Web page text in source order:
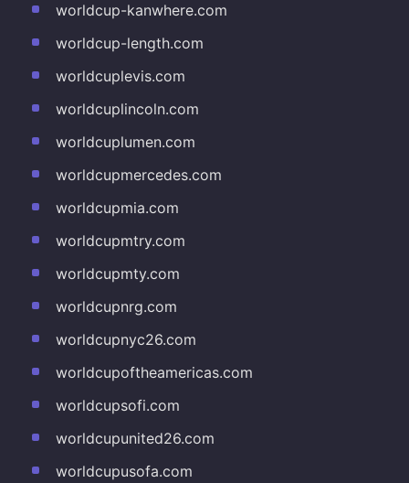
worldcup-kanwhere.com
worldcup-length.com
worldcuplevis.com
worldcuplincoln.com
worldcuplumen.com
worldcupmercedes.com
worldcupmia.com
worldcupmtry.com
worldcupmty.com
worldcupnrg.com
worldcupnyc26.com
worldcupoftheamericas.com
worldcupsofi.com
worldcupunited26.com
worldcupusofa.com